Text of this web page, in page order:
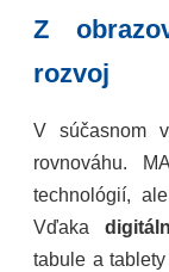
Z
rozvoj
V súčasnom
rovnováhu.
technológií,
Vďaka
tabule a